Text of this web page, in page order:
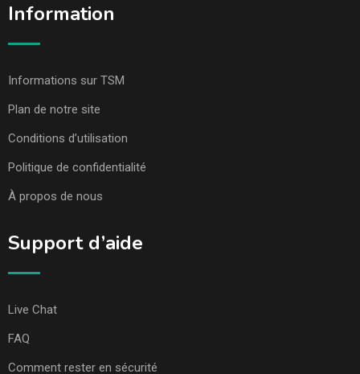
Information
Informations sur TSM
Plan de notre site
Conditions d’utilisation
Politique de confidentialité
À propos de nous
Support d’aide
Live Chat
FAQ
Comment rester en sécurité